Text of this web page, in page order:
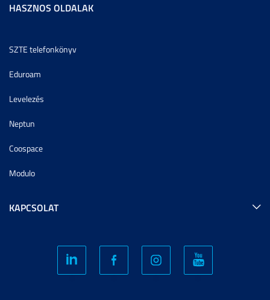
HASZNOS OLDALAK
SZTE telefonkönyv
Eduroam
Levelezés
Neptun
Coospace
Modulo
KAPCSOLAT